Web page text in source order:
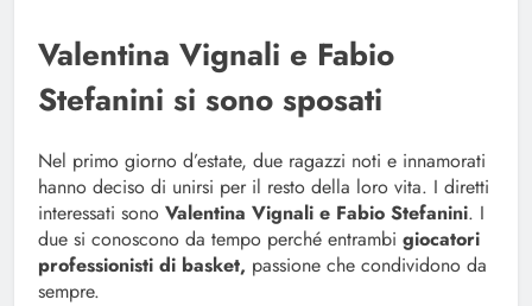
Valentina Vignali e Fabio
Stefanini si sono sposati
Nel primo giorno d’estate, due ragazzi noti e innamorati
hanno deciso di unirsi per il resto della loro vita. I diretti
interessati sono Valentina Vignali e Fabio Stefanini. I
due si conoscono da tempo perché entrambi giocatori
professionisti di basket, passione che condividono da
sempre.